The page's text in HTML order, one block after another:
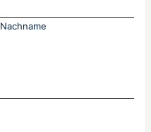
Nachname